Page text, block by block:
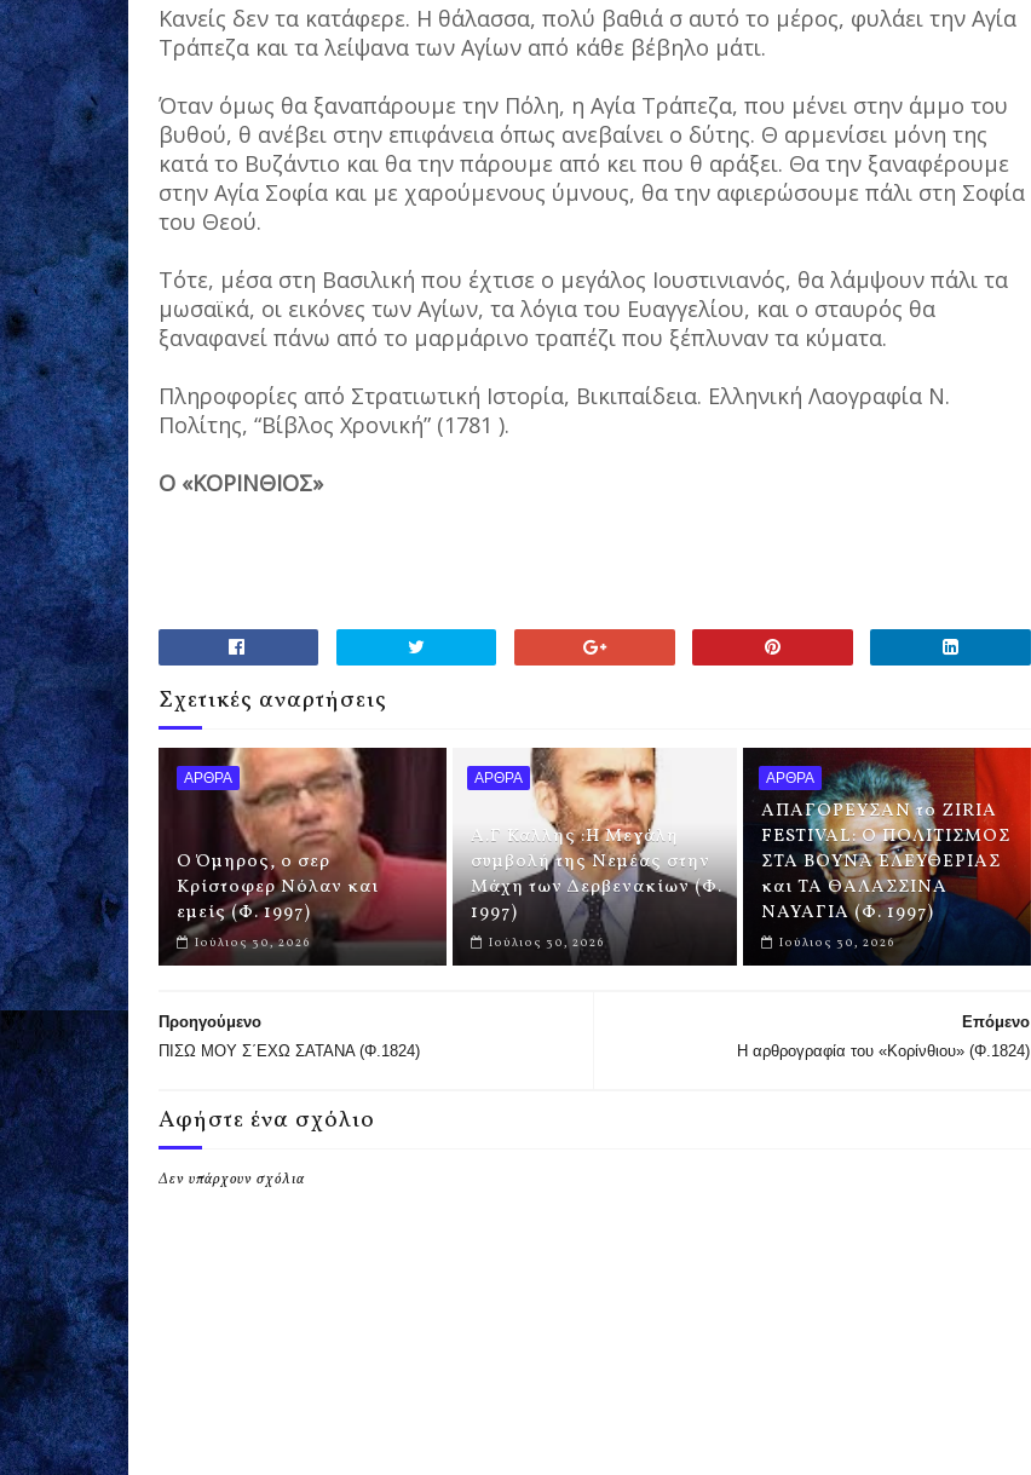
Κανείς δεν τα κατάφερε. Η θάλασσα, πολύ βαθιά σ αυτό το μέρος, φυλάει την Αγία
Τράπεζα και τα λείψανα των Αγίων από κάθε βέβηλο μάτι.
Όταν όμως θα ξαναπάρουμε την Πόλη, η Αγία Τράπεζα, που μένει στην άμμο του
βυθού, θ ανέβει στην επιφάνεια όπως ανεβαίνει ο δύτης. Θ αρμενίσει μόνη της
κατά το Βυζάντιο και θα την πάρουμε από κει που θ αράξει. Θα την ξαναφέρουμε
στην Αγία Σοφία και με χαρούμενους ύμνους, θα την αφιερώσουμε πάλι στη Σοφία
του Θεού.
Τότε, μέσα στη Βασιλική που έχτισε ο μεγάλος Ιουστινιανός, θα λάμψουν πάλι τα
μωσαϊκά, οι εικόνες των Αγίων, τα λόγια του Ευαγγελίου, και ο σταυρός θα
ξαναφανεί πάνω από το μαρμάρινο τραπέζι που ξέπλυναν τα κύματα.
Πληροφορίες από Στρατιωτική Ιστορία, Βικιπαίδεια. Ελληνική Λαογραφία Ν.
Πολίτης, “Βίβλος Χρονική” (1781 ).
Ο «ΚΟΡΙΝΘΙΟΣ»
Σχετικές αναρτήσεις
ΑΡΘΡΑ
Ο Όμηρος, ο σερ
Κρίστοφερ Νόλαν και
εμείς (Φ. 1997)
Ιούλιος 30, 2026
ΑΡΘΡΑ
Α.Γ Καλλης :Η Μεγάλη
συμβολή της Νεμέας στην
Μάχη των Δερβενακίων (Φ.
1997)
Ιούλιος 30, 2026
ΑΡΘΡΑ
ΑΠΑΓΟΡΕΥΣΑΝ το ZIRIA
FESTIVAL: Ο ΠΟΛΙΤΙΣΜΟΣ
ΣΤΑ ΒΟΥΝΑ ΕΛΕΥΘΕΡΙΑΣ
και ΤΑ ΘΑΛΑΣΣΙΝΑ
ΝΑΥΑΓΙΑ (Φ. 1997)
Ιούλιος 30, 2026
Επόμενο
Η αρθρογραφία του «Κορίνθιου» (Φ.1824)
Προηγούμενο
ΠΙΣΩ ΜΟΥ Σ΄ΕΧΩ ΣΑΤΑΝΑ (Φ.1824)
Αφήστε ένα σχόλιο
Δεν υπάρχουν σχόλια